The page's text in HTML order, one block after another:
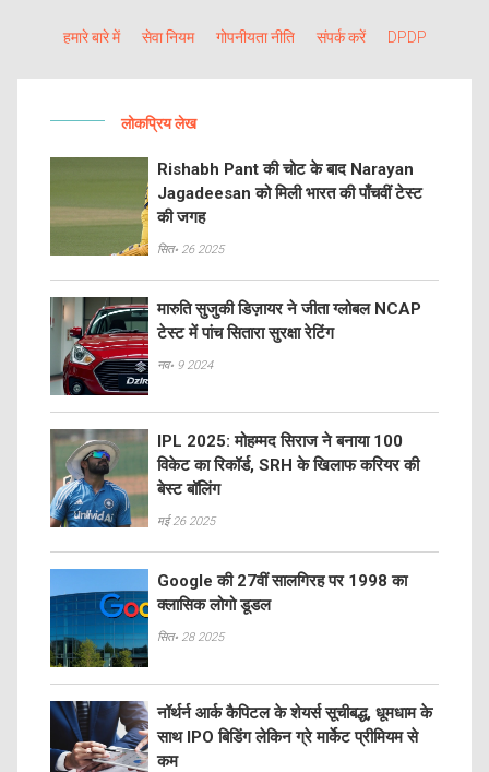
हमारे बारे में सेवा नियम गोपनीयता नीति संपर्क करें DPDP
लोकप्रिय लेख
Rishabh Pant की चोट के बाद Narayan
Jagadeesan को मिली भारत की पाँचवीं टेस्ट
की जगह
सित॰ 26 2025
मारुति सुजुकी डिज़ायर ने जीता ग्लोबल NCAP
टेस्ट में पांच सितारा सुरक्षा रेटिंग
नव॰ 9 2024
IPL 2025: मोहम्मद सिराज ने बनाया 100
विकेट का रिकॉर्ड, SRH के खिलाफ करियर की
बेस्ट बॉलिंग
मई 26 2025
Google की 27वीं सालगिरह पर 1998 का
क्लासिक लोगो डूडल
सित॰ 28 2025
नॉर्थर्न आर्क कैपिटल के शेयर्स सूचीबद्ध, धूमधाम के
साथ IPO बिडिंग लेकिन ग्रे मार्केट प्रीमियम से
कम